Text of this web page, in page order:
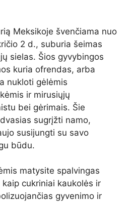
Meksikoje švenčiama nuo
2 d., suburia šeimas
sielas. Šios gyvybingos
kuria ofrendas, arba
nukloti gėlėmis
ir mirusiųjų
bei gėrimais. Šie
sugrįžti namo,
susijungti su savo
būdu.
matysite spalvingas
cukriniai kaukolės ir
gyvenimo ir